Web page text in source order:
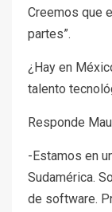
Creemos que
partes”.
¿Hay en
talento
Responde
-Estamos en
Sudamérica.
de software.